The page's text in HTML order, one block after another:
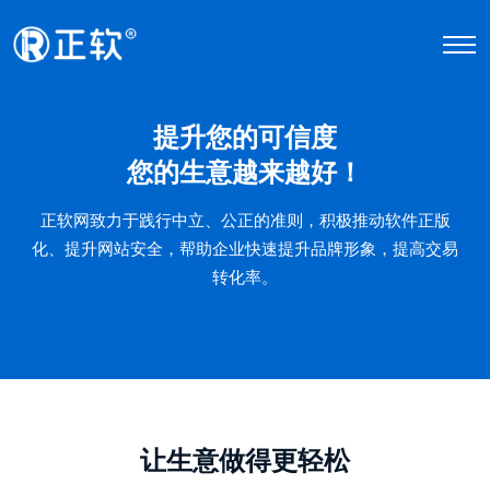
提升您的可信度
您的生意越来越好！
正软网致力于践行中立、公正的准则，积极推动软件正版
化、提升网站安全，帮助企业快速提升品牌形象，提高交易
转化率。
让生意做得更轻松